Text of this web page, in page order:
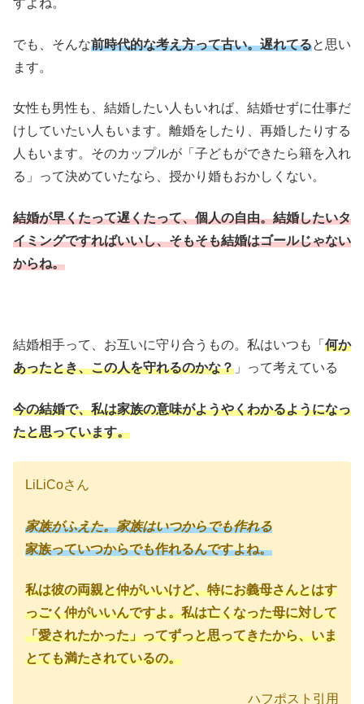
すよね。
でも、そんな前時代的な考え方って古い。遅れてると思い
ます。
女性も男性も、結婚したい人もいれば、結婚せずに仕事だ
けしていたい人もいます。離婚をしたり、再婚したりする
人もいます。そのカップルが「子どもができたら籍を入れ
る」って決めていたなら、授かり婚もおかしくない。
結婚が早くたって遅くたって、個人の自由。結婚したいタ
イミングですればいいし、そもそも結婚はゴールじゃない
からね。
結婚相手って、お互いに守り合うもの。私はいつも「 何か
あったとき、この人を守れるのかな？ 」って考えている
今の結婚で、私は家族の意味がようやくわかるようになっ
たと思っています。
LiLiCoさん
家族がふえた。家族はいつからでも作れる
家族っていつからでも作れるんですよね。
私は彼の両親と仲がいいけど、特にお義母さんとはす
っごく仲がいいんですよ。私は亡くなった母に対して
「愛されたかった」ってずっと思ってきたから、いま
とても満たされているの。
ハフポスト引用